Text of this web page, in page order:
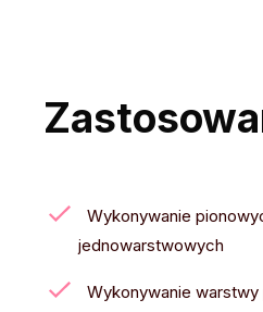
Wykonywanie
jednowarstwowych
Wykonywanie warstwy